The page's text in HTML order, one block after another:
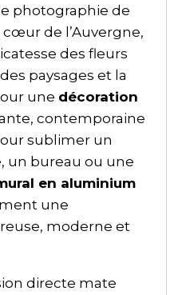
photographie de
de l’Auvergne,
des fleurs
paysages et la
une décoration
contemporaine
sublimer un
un bureau ou une
en aluminium
une
moderne et
directe mate